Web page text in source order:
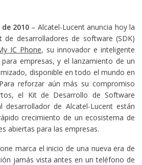
2010 – Alcatel-Lucent anuncia hoy la
desarrolladores de software (SDK)
IC Phone, su innovador e inteligente
empresas, y el lanzamiento de un
disponible en todo el mundo en
reforzar aún más su compromiso
el Kit de Desarrollo de Software
desarrollador de Alcatel-Lucent están
crecimiento de un ecosistema de
abiertas para las empresas.
marca el inicio de una nueva era de
jamás vista antes en un teléfono de